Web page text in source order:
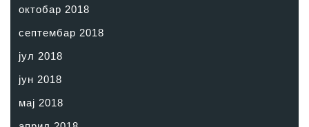
октобар 2018
септембар 2018
јул 2018
јун 2018
мај 2018